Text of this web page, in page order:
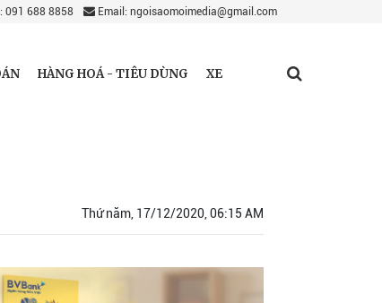
091 688 8858 Email: ngoisaomoimedia@gmail.com
HÀNG HOÁ - TIÊU DÙNG XE
Thứ năm, 17/12/2020, 06:15 AM